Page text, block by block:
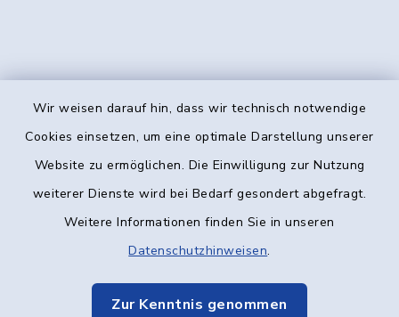
Wir weisen darauf hin, dass wir technisch notwendige
Cookies einsetzen, um eine optimale Darstellung unserer
Website zu ermöglichen. Die Einwilligung zur Nutzung
weiterer Dienste wird bei Bedarf gesondert abgefragt.
Weitere Informationen finden Sie in unseren
Datenschutzhinweisen.
Zur Kenntnis genommen
Kontakt
Datenschutz